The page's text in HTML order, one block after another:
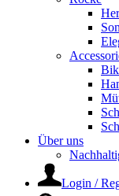
Über uns
Login /